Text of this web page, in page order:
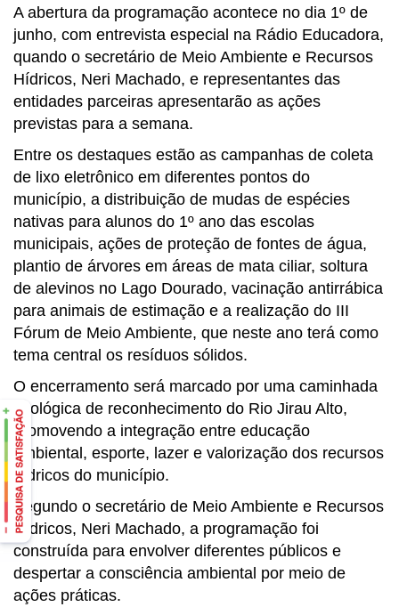
A abertura da programação acontece no dia 1º de
junho, com entrevista especial na Rádio Educadora,
quando o secretário de Meio Ambiente e Recursos
Hídricos, Neri Machado, e representantes das
entidades parceiras apresentarão as ações
previstas para a semana.
Entre os destaques estão as campanhas de coleta
de lixo eletrônico em diferentes pontos do
município, a distribuição de mudas de espécies
nativas para alunos do 1º ano das escolas
municipais, ações de proteção de fontes de água,
plantio de árvores em áreas de mata ciliar, soltura
de alevinos no Lago Dourado, vacinação antirrábica
para animais de estimação e a realização do III
Fórum de Meio Ambiente, que neste ano terá como
tema central os resíduos sólidos.
O encerramento será marcado por uma caminhada
ecológica de reconhecimento do Rio Jirau Alto,
promovendo a integração entre educação
ambiental, esporte, lazer e valorização dos recursos
hídricos do município.
Segundo o secretário de Meio Ambiente e Recursos
Hídricos, Neri Machado, a programação foi
construída para envolver diferentes públicos e
despertar a consciência ambiental por meio de
ações práticas.